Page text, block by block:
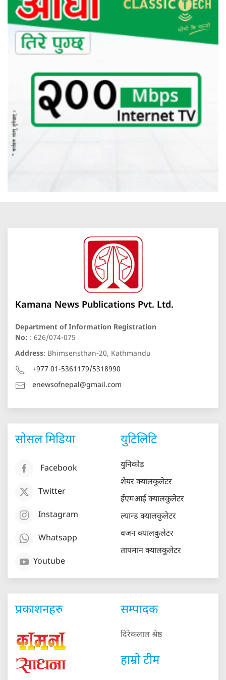
Kamana News Publications Pvt. Ltd.
Department of Information Registration
No: : 626/074-075
Address: Bhimsensthan-20, Kathmandu
+977 01-5361179/5318990
enewsofnepal@gmail.com
सोसल मिडिया
Facebook
Twitter
Instagram
Whatsapp
Youtube
युटिलिटि
युनिकोड
शेयर क्यालकुलेटर
ईएमआई क्यालकुलेटर
ल्यान्ड क्यालकुलेटर
वजन क्यालकुलेटर
तापमान क्यालकुलेटर
प्रकाशनहरु सम्पादक
दिरेकलाल श्रेष्ठ
हाम्रो टीम